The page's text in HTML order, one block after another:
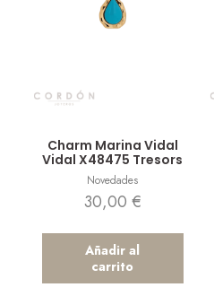
Charm Marina Vidal
Vidal X48475 Tresors
Novedades
30,00 €
Añadir al
carrito